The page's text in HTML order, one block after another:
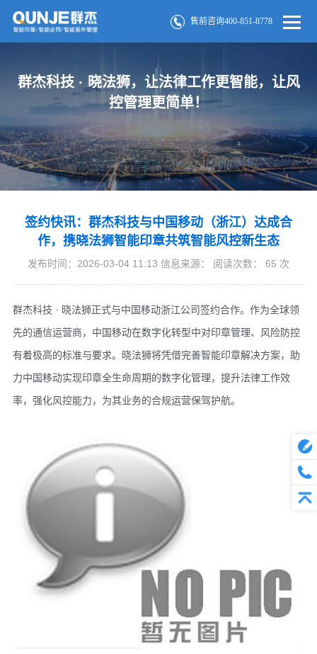
售前咨询400-851-8778
群杰科技 · 晓法狮，让法律工作更智能，让风
控管理更简单！
签约快讯：群杰科技与中国移动（浙江）达成合
作，携晓法狮智能印章共筑智能风控新生态
发布时间：2026-03-04 11:13 信息来源： 阅读次数： 65 次
群杰科技 · 晓法狮正式与中国移动浙江公司签约合作。作为全球领
先的通信运营商，中国移动在数字化转型中对印章管理、风险防控
有着极高的标准与要求。晓法狮将凭借完善智能印章解决方案，助
力中国移动实现印章全生命周期的数字化管理，提升法律工作效
率，强化风控能力，为其业务的合规运营保驾护航。